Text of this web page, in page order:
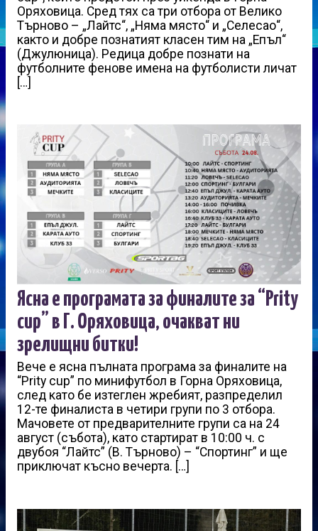
Оряховица. Сред тях са три отбора от Велико
Търново – „Лайтс“, „Няма място“ и „Селесао“,
както и добре познатият класен тим на „Епъл“
(Джулюница). Редица добре познати на
футболните фенове имена на футболисти личат
[…]
Ясна е програмата за финалите за “Prity
cup” в Г. Оряховица, очакват ни
зрелищни битки!
Вече е ясна пълната програма за финалите на
“Prity cup” по минифутбол в Горна Оряховица,
след като бе изтеглен жребият, разпределил
12-те финалиста в четири групи по 3 отбора.
Мачовете от предварителните групи са на 24
август (събота), като стартират в 10:00 ч. с
двубоя “Лайтс” (В. Търново) – “Спортинг” и ще
приключат късно вечерта. […]